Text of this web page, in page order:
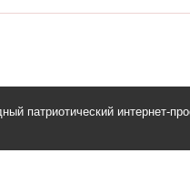
патриотический интернет-